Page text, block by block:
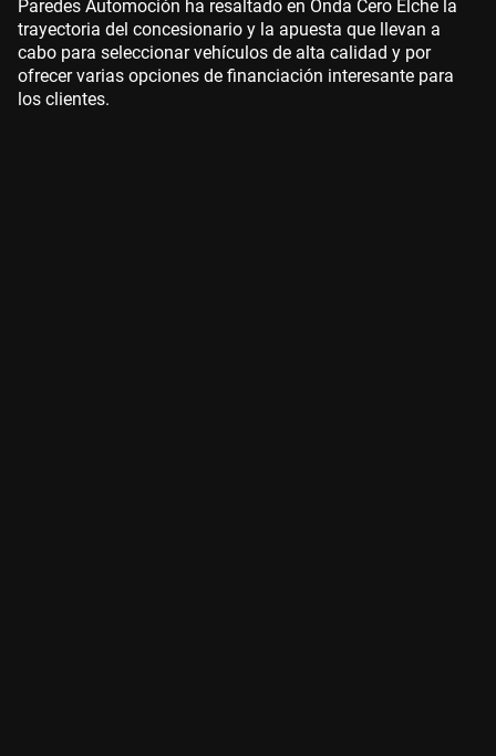
Paredes Automoción ha resaltado en Onda Cero Elche la
trayectoria del concesionario y la apuesta que llevan a
cabo para seleccionar vehículos de alta calidad y por
ofrecer varias opciones de financiación interesante para
los clientes.